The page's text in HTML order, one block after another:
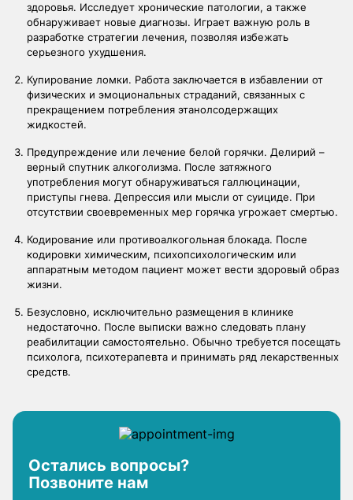
здоровья. Исследует хронические патологии, а также
обнаруживает новые диагнозы. Играет важную роль в
разработке стратегии лечения, позволяя избежать
серьезного ухудшения.
Купирование ломки. Работа заключается в избавлении от
физических и эмоциональных страданий, связанных с
прекращением потребления этанолсодержащих
жидкостей.
Предупреждение или лечение белой горячки. Делирий –
верный спутник алкоголизма. После затяжного
употребления могут обнаруживаться галлюцинации,
приступы гнева. Депрессия или мысли от суициде. При
отсутствии своевременных мер горячка угрожает смертью.
Кодирование или противоалкогольная блокада. После
кодировки химическим, психопсихологическим или
аппаратным методом пациент может вести здоровый образ
жизни.
Безусловно, исключительно размещения в клинике
недостаточно. После выписки важно следовать плану
реабилитации самостоятельно. Обычно требуется посещать
психолога, психотерапевта и принимать ряд лекарственных
средств.
Остались вопросы?
Позвоните нам